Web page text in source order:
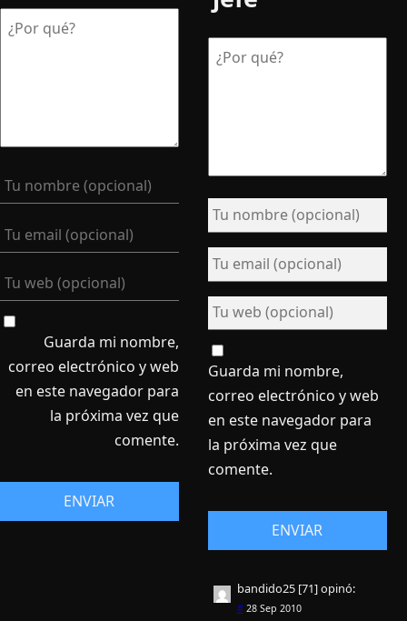
Guarda mi nombre,
correo electrónico y web
en este navegador para
la próxima vez que
comente.
Guarda mi nombre,
correo electrónico y web
en este navegador para
la próxima vez que
comente.
bandido25 [71]opinó:
#28 Sep 2010